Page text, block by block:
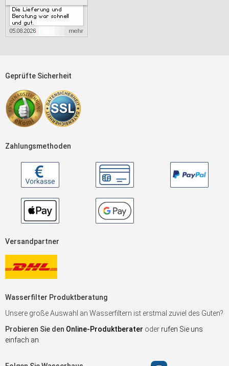
Geprüfte Sicherheit
Zahlungsmethoden
Versandpartner
Wasserfilter Produktberatung
Unsere große Auswahl an Wasserfiltern ist erstmal zuviel des Guten?
Probieren Sie den Online-Produktberater oder rufen Sie uns
einfach an